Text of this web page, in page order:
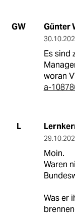
GW Günter
Es sind
woran
a-
L
Moin.
Waren
Was er